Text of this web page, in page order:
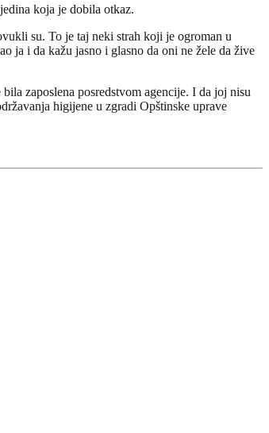
koja je dobila otkaz.
su. To je taj neki strah koji je ogroman u
ja i da kažu jasno i glasno da oni ne žele da žive
zaposlena posredstvom agencije. I da joj nisu
higijene u zgradi Opštinske uprave